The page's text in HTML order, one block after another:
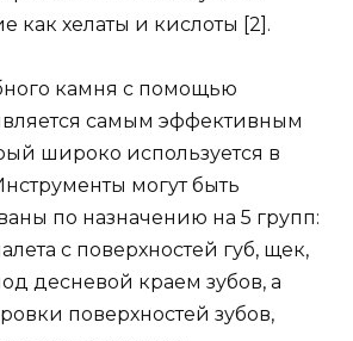
как хелаты и кислоты [2].
камня с помощью
самым эффективным
широко используется в
могут быть
по назначению на 5 групп:
с поверхностей губ, щек,
десневой краем зубов, а
поверхностей зубов,